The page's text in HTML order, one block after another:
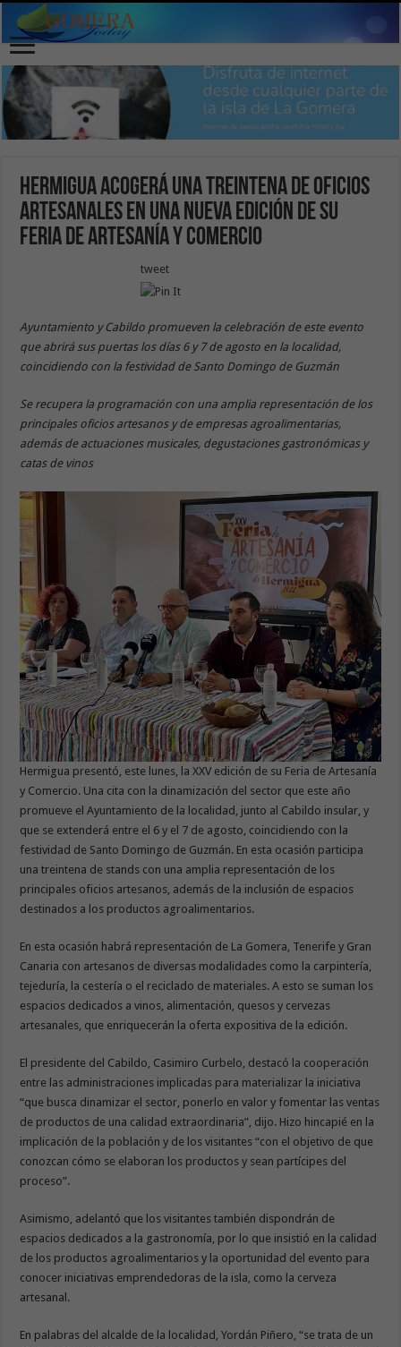
Hermigua acogerá una treintena de oficios
artesanales en una nueva edición de su
feria de artesanía y comercio
tweet
Ayuntamiento y Cabildo promueven la celebración de este evento
que abrirá sus puertas los días 6 y 7 de agosto en la localidad,
coincidiendo con la festividad de Santo Domingo de Guzmán
Se recupera la programación con una amplia representación de los
principales oficios artesanos y de empresas agroalimentarias,
además de actuaciones musicales, degustaciones gastronómicas y
catas de vinos
Hermigua presentó, este lunes, la XXV edición de su Feria de Artesanía
y Comercio. Una cita con la dinamización del sector que este año
promueve el Ayuntamiento de la localidad, junto al Cabildo insular, y
que se extenderá entre el 6 y el 7 de agosto, coincidiendo con la
festividad de Santo Domingo de Guzmán. En esta ocasión participa
una treintena de stands con una amplia representación de los
principales oficios artesanos, además de la inclusión de espacios
destinados a los productos agroalimentarios.
En esta ocasión habrá representación de La Gomera, Tenerife y Gran
Canaria con artesanos de diversas modalidades como la carpintería,
tejeduría, la cestería o el reciclado de materiales. A esto se suman los
espacios dedicados a vinos, alimentación, quesos y cervezas
artesanales, que enriquecerán la oferta expositiva de la edición.
El presidente del Cabildo, Casimiro Curbelo, destacó la cooperación
entre las administraciones implicadas para materializar la iniciativa
“que busca dinamizar el sector, ponerlo en valor y fomentar las ventas
de productos de una calidad extraordinaria”, dijo. Hizo hincapié en la
implicación de la población y de los visitantes “con el objetivo de que
conozcan cómo se elaboran los productos y sean partícipes del
proceso”.
Asimismo, adelantó que los visitantes también dispondrán de
espacios dedicados a la gastronomía, por lo que insistió en la calidad
de los productos agroalimentarios y la oportunidad del evento para
conocer iniciativas emprendedoras de la isla, como la cerveza
artesanal.
En palabras del alcalde de la localidad, Yordán Piñero, “se trata de un